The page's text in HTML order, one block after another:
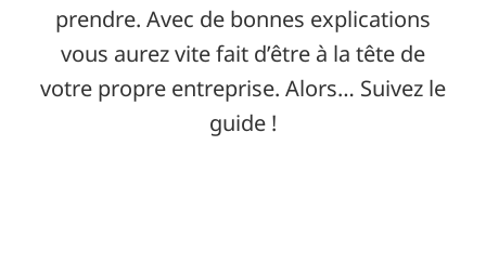
prendre. Avec de bonnes explications
vous aurez vite fait d’être à la tête de
votre propre entreprise. Alors… Suivez le
guide !